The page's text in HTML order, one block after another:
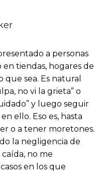
a personas
tiendas, hogares de
que sea. Es natural
no vi la grieta” o
y luego seguir
ello. Eso es, hasta
o a tener moretones.
la negligencia de
no me
en los que